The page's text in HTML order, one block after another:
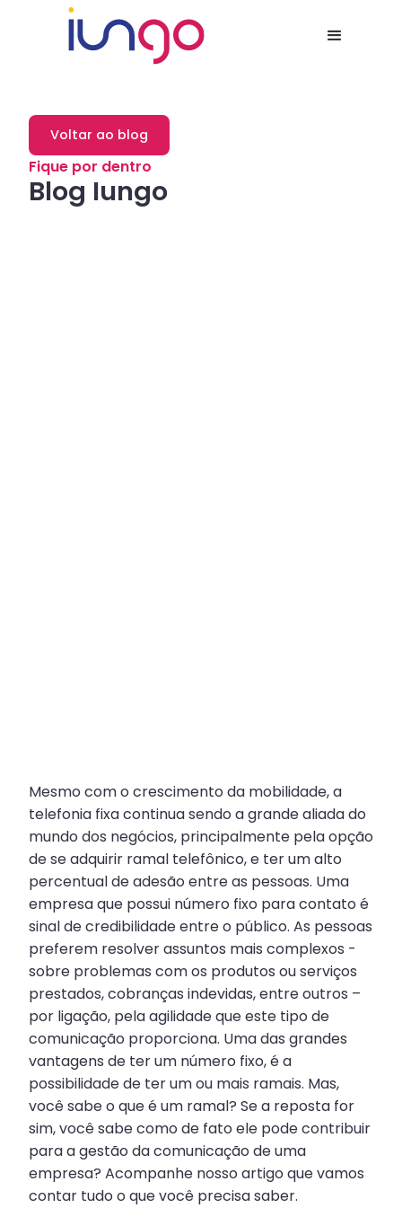
Fique por dentro
Blog Iungo
Voltar ao blog
Mesmo com o crescimento da mobilidade, a
telefonia fixa continua sendo a grande aliada do
mundo dos negócios, principalmente pela opção
de se adquirir ramal telefônico, e ter um alto
percentual de adesão entre as pessoas. Uma
empresa que possui número fixo para contato é
sinal de credibilidade entre o público. As pessoas
preferem resolver assuntos mais complexos -
sobre problemas com os produtos ou serviços
prestados, cobranças indevidas, entre outros –
por ligação, pela agilidade que este tipo de
comunicação proporciona. Uma das grandes
vantagens de ter um número fixo, é a
possibilidade de ter um ou mais ramais. Mas,
você sabe o que é um ramal? Se a reposta for
sim, você sabe como de fato ele pode contribuir
para a gestão da comunicação de uma
empresa? Acompanhe nosso artigo que vamos
contar tudo o que você precisa saber.